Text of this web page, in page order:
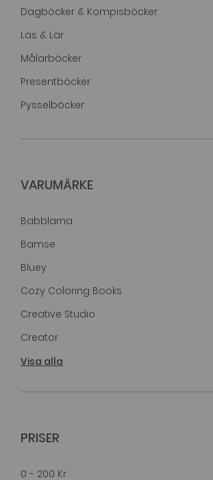
Dagböcker & Kompisböcker
Läs & Lär
Målarböcker
Presentböcker
Pysselböcker
VARUMÄRKE
Babblarna
Bamse
Bluey
Cozy Coloring Books
Creative Studio
Creator
Design Letters
Förlagssystem AB
Visa alla
PRISER
0 - 200 Kr